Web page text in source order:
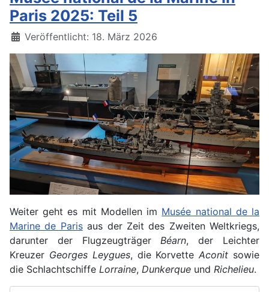
Paris 2025: Teil 5
Details
Veröffentlicht: 18. März 2026
Weiter geht es mit Modellen im Musée national de la
Marine de Parisaus der Zeit des Zweiten Weltkriegs,
darunter der Flugzeugträger Béarn, der Leichter
Kreuzer Georges Leygues, die KorvetteAconit sowie
die Schlachtschiffe Lorraine, Dunkerque und Richelieu.